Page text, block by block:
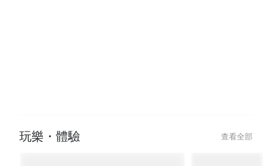
玩樂・體驗 查看全部